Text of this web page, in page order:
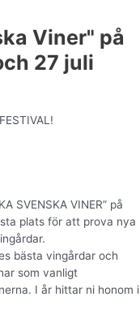
Viner" på
27 juli
SVENSKA VINER” på
plats för att prova nya
bästa vingårdar och
som vanligt
I år hittar ni honom i